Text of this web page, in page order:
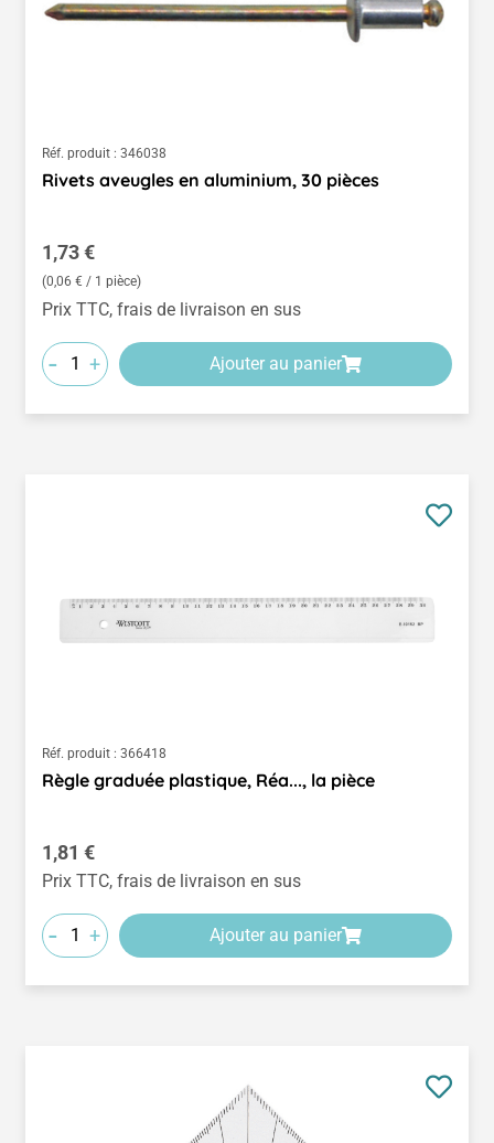
Réf. produit : 346038
Rivets aveugles en aluminium, 30 pièces
Prix régulier :
1,73 €
(0,06 € / 1 pièce)
Prix TTC, frais de livraison en sus
- + Ajouter au panier
Réf. produit : 366418
Règle graduée plastique, Réa..., la pièce
Prix régulier :
1,81 €
Prix TTC, frais de livraison en sus
- + Ajouter au panier